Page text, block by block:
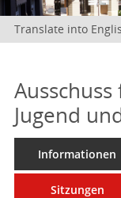
Translate into
Jugend
Informationen
Sitzungen